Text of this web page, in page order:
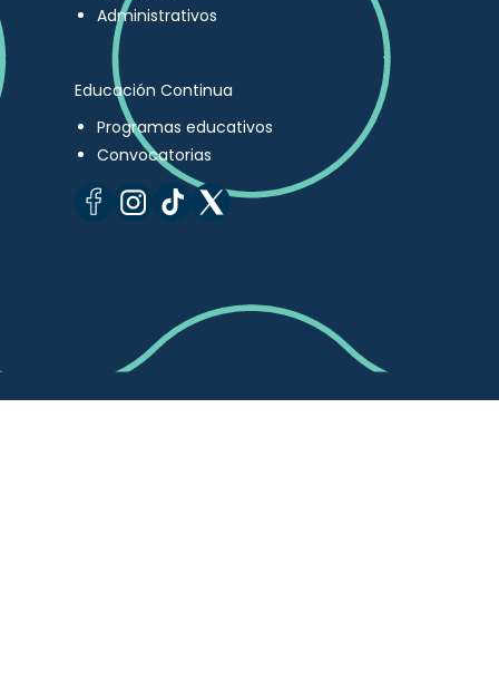
Administrativos
Educación Continua
Programas educativos
Convocatorias